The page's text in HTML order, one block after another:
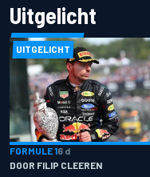
Uitgelicht
UITGELICHT
FORMULE 16 d
DOOR FILIP CLEEREN